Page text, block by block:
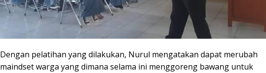
Dengan pelatihan yang dilakukan, Nurul mengatakan dapat merubah
maindset warga yang dimana selama ini menggoreng bawang untuk